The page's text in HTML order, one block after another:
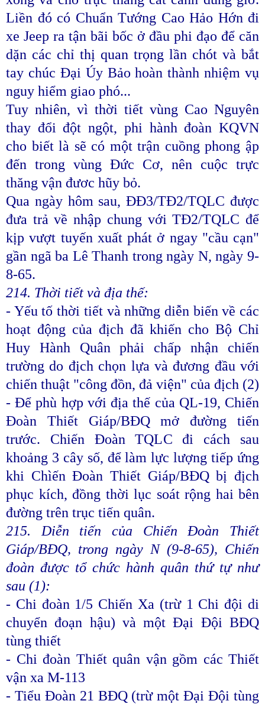
Liền đó có Chuẩn Tướng Cao Hảo Hớn đi
xe Jeep ra tận bãi bốc ở đầu phi đạo để căn
dặn các chỉ thị quan trọng lần chót và bắt
tay chúc Đại Úy Bảo hoàn thành nhiệm vụ
nguy hiểm giao phó...
Tuy nhiên, vì thời tiết vùng Cao Nguyên
thay đổi đột ngột, phi hành đoàn KQVN
cho biết là sẽ có một trận cuồng phong ập
đến trong vùng Đức Cơ, nên cuộc trực
thăng vận đươc hũy bỏ.
Qua ngày hôm sau, ĐĐ3/TĐ2/TQLC được
đưa trả về nhập chung với TĐ2/TQLC để
kịp vượt tuyến xuất phát ở ngay "cầu cạn"
gần ngã ba Lê Thanh trong ngày N, ngày 9-
8-65.
214. Thời tiết và địa thế:
- Yếu tố thời tiết và những diễn biến về các
hoạt động của địch đã khiến cho Bộ Chỉ
Huy Hành Quân phải chấp nhận chiến
trường do địch chọn lựa và đương đầu với
chiến thuật "công đồn, đả viện" của địch (2)
- Để phù hợp với địa thế của QL-19, Chiến
Đoàn Thiết Giáp/BĐQ mở đường tiến
trước. Chiến Đoàn TQLC đi cách sau
khoảng 3 cây số, để làm lực lượng tiếp ứng
khi Chìến Đoàn Thiết Giáp/BĐQ bị địch
phục kích, đồng thời lục soát rộng hai bên
đường trên trục tiến quân.
215. Diễn tiến của Chiến Đoàn Thiết
Giáp/BĐQ, trong ngày N (9-8-65), Chiến
đoàn được tổ chức hành quân thứ tự như
sau (1):
- Chi đoàn 1/5 Chiến Xa (trừ 1 Chi đội di
chuyển đoạn hậu) và một Đại Đội BĐQ
tùng thiết
- Chi đoàn Thiết quân vận gồm các Thiết
vận xa M-113
- Tiểu Đoàn 21 BĐQ (trừ một Đại Đội tùng